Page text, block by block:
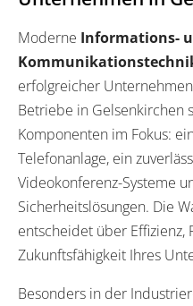
Moderne Informations-
erfolgreicher
Betriebe in Gelsenkirchen
Komponenten im Fokus:
Telefonanlage, ein
Videokonferenz-Systeme
Sicherheitslösungen. Die
entscheidet über Effizienz,
Zukunftsfähigkeit Ihres
Besonders in der